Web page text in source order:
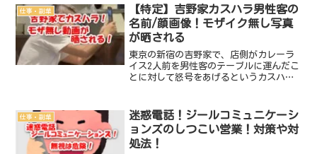
たが、案の定またまた登場した日給10万
円バイト。さてこ...
仕事・副業
【特定】吉野家カスハラ男性客の
名前/顔画像！モザイク無し写真
が晒される
東京の新宿の吉野家で、店側がカレーラ
イス2人前を男性客のテーブルに運んだこ
とに対して怒号をあげるというカスハラ
は？ カスハラを受けた吉野家とはど
こ？店名は？ カスハラ客は...
仕事・副業
迷惑電話！ジールコミュニケーシ
ョンズのしつこい営業！対策や対
処法！